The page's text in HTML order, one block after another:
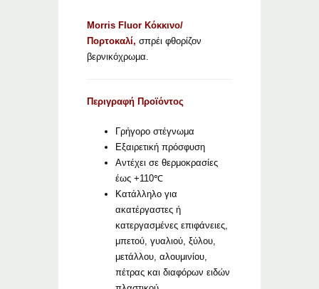
Morris Fluor Κόκκινο/
Πορτοκαλί, σπρέι φθορίζον
βερνικόχρωμα.
Περιγραφή Προϊόντος
Γρήγορο στέγνωμα
Εξαιρετική πρόσφυση
Αντέχει σε θερμοκρασίες
έως +110℃
Κατάλληλο για
ακατέργαστες ή
κατεργασμένες επιφάνειες,
μπετού, γυαλιού, ξύλου,
μετάλλου, αλουμινίου,
πέτρας και διαφόρων ειδών